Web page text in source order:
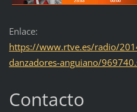
Enlace:
https://www.rtve.es/radio/
danzadores-anguiano/
Contacto